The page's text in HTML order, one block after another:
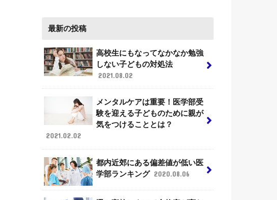
最新の投稿
高校生にもなってなかなか勉強
しない子どもの対処法
2021.08.02
メンタルケアは重要！医学部受
験を迎える子どものために親が
気をつけることとは？
2021.02.02
都内近郊にある偏差値が低い医
学部ランキング 2020.08.06